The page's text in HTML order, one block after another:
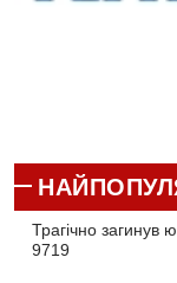
Трагічно загинув
9719